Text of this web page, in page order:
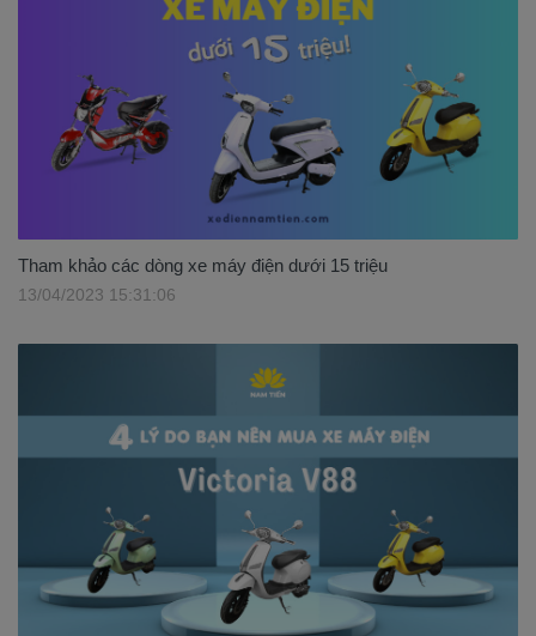
Tham khảo các dòng xe máy điện dưới 15 triệu
13/04/2023 15:31:06